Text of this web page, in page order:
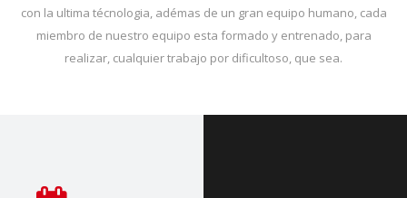
con la ultima técnologia, adémas de un gran equipo humano, cada
miembro de nuestro equipo esta formado y entrenado, para
realizar, cualquier trabajo por dificultoso, que sea.